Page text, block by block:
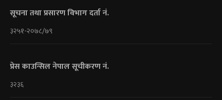
सूचना तथा प्रसारण विभाग दर्ता नं.
३२५१-२०७८/७९
प्रेस काउन्सिल नेपाल सूचीकरण नं.
३२३६